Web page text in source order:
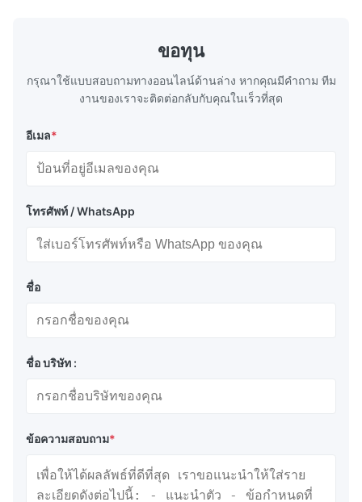
Product Features High-quality tinplate with
ขอทุน
กรุณาใช้แบบสอบถามทางออนไลน์ด้านล่าง หากคุณมีคําถาม ทีม
งานของเราจะติดต่อกลับกับคุณในเร็วที่สุด
อีเมล*
โทรศัพท์ / WhatsApp
ชื่อ
ชื่อ บริษัท :
ข้อความสอบถาม*